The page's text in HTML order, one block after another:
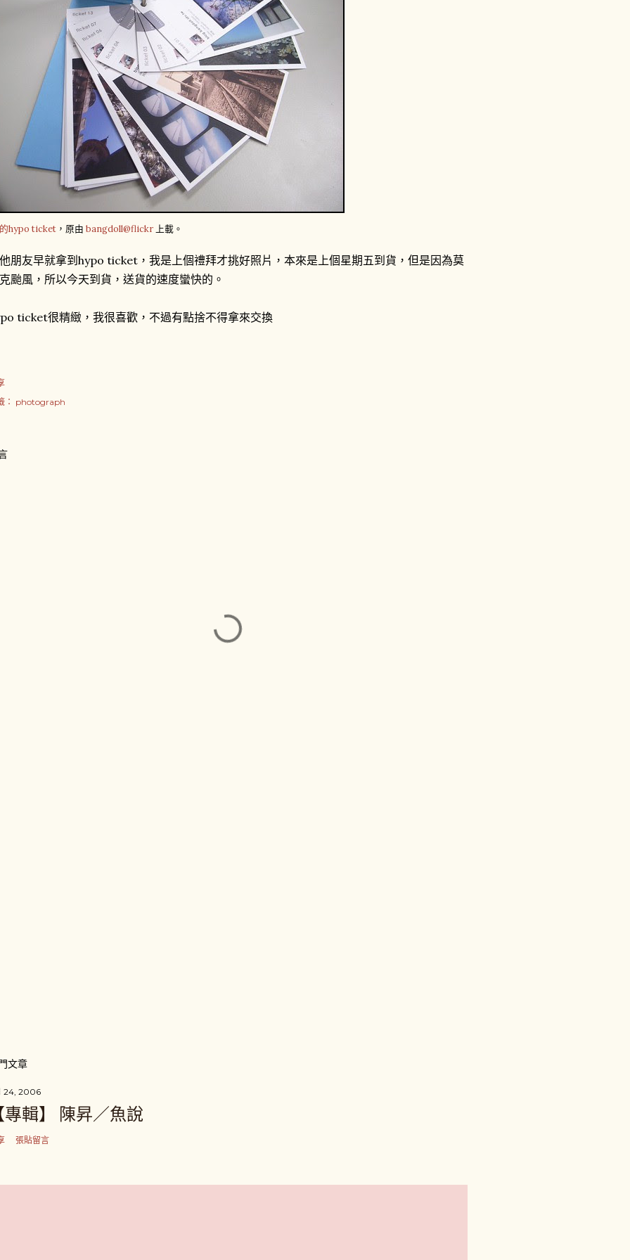
hypo ticket ，原由 bangdoll@flickr 上載。
朋友早就拿到hypo ticket，我是上個禮拜才挑好照片，本來是上個星期五到貨，但是因為莫
颱風，所以今天到貨，送貨的速度蠻快的。
ticket很精緻，我很喜歡，不過有點捨不得拿來交換
： photograph
文章
24, 2006
專輯】 陳昇／魚說
張貼留言